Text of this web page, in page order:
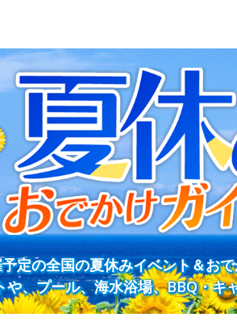
定の全国の夏休みイベント＆お
や、プール、海水浴場、BBQ・キ